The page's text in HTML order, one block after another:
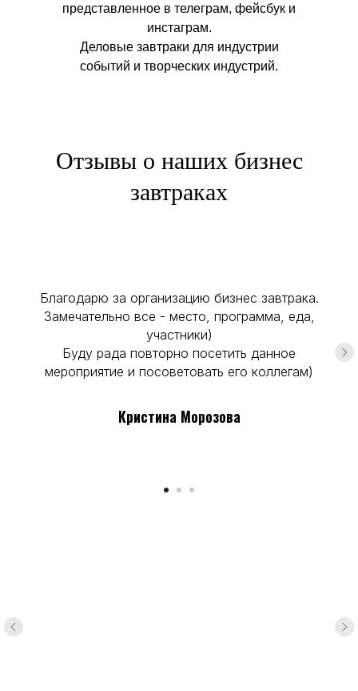
представленное в телеграм, фейсбук и
инстаграм.
Деловые завтраки для индустрии
событий и творческих индустрий.
Отзывы о наших бизнес
завтраках
Благодарю за организацию бизнес завтрака.
Замечательно все - место, программа, еда,
участники)
Буду рада повторно посетить данное
мероприятие и посоветовать его коллегам)
Кристина Морозова